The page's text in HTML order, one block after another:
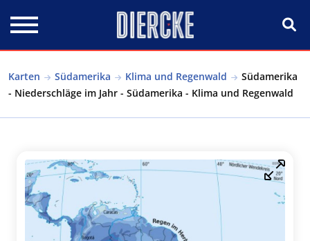
Karten Südamerika Klima und Regenwald
Südamerika
- Niederschläge im Jahr - Südamerika - Klima und Regenwald